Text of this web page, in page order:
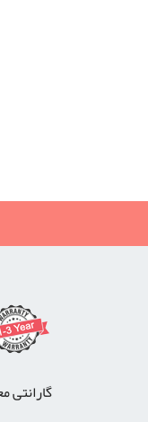
گارانتی